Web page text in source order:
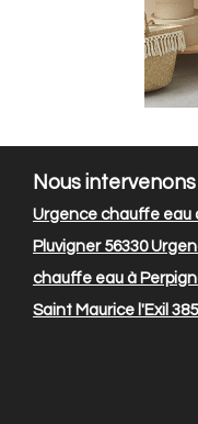
Nous
Urgence chauffe eau
Pluvigner 56330
chauffe eau à
Saint Maurice l'Exil